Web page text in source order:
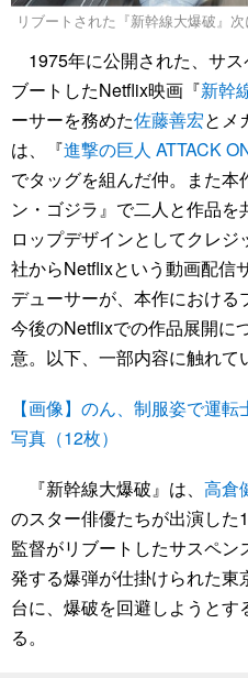
リブートされた『新幹線大爆破』
1975年に公開された、サ
ブートしたNetflix映画『新幹
ーサーを務めた佐藤善宏とメ
は、『進撃の巨人 ATTACK
でタッグを組んだ仲。また
ン・ゴジラ』で二人と作品を
ロップデザインとしてクレ
社からNetflixという動画配信
デューサーが、本作における
今後のNetflixでの作品展開に
意。以下、一部内容に触れて
【画像】のん、制服姿で運
写真（12枚）
『新幹線大爆破』は、 高倉
のスター俳優たちが出演した
監督がリブートしたサスペ
発する爆弾が仕掛けられた
台に、爆破を回避しようと
る。